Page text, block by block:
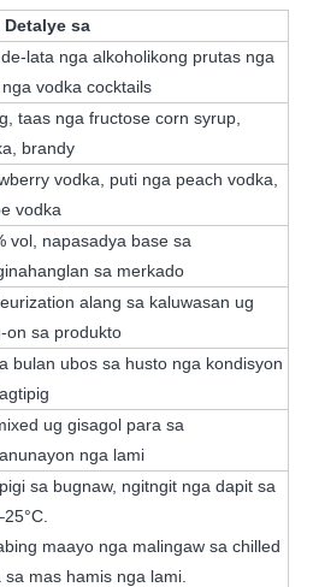
Detalye sa
lata nga alkoholikong prutas nga
vodka cocktails
taas nga fructose corn syrup,
brandy
vodka, puti nga peach vodka,
vodka
vol, napasadya base sa
sa merkado
alang sa kaluwasan ug
on sa produkto
bulan ubos sa husto nga kondisyon
ug gisagol para sa
nga lami
sa bugnaw, ngitngit nga dapit sa
maayo nga malingaw sa chilled
sa mas hamis nga lami.